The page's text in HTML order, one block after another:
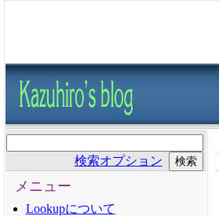
検索オプション
メニュー
Lookupについて